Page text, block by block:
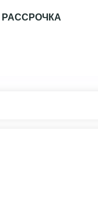
РАССРОЧКА